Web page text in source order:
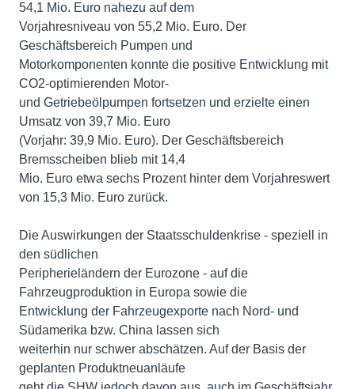
54,1 Mio. Euro nahezu auf dem
Vorjahresniveau von 55,2 Mio. Euro. Der
Geschäftsbereich Pumpen und
Motorkomponenten konnte die positive Entwicklung mit
CO2-optimierenden Motor-
und Getriebeölpumpen fortsetzen und erzielte einen
Umsatz von 39,7 Mio. Euro
(Vorjahr: 39,9 Mio. Euro). Der Geschäftsbereich
Bremsscheiben blieb mit 14,4
Mio. Euro etwa sechs Prozent hinter dem Vorjahreswert
von 15,3 Mio. Euro zurück.
Die Auswirkungen der Staatsschuldenkrise - speziell in
den südlichen
Peripherieländern der Eurozone - auf die
Fahrzeugproduktion in Europa sowie die
Entwicklung der Fahrzeugexporte nach Nord- und
Südamerika bzw. China lassen sich
weiterhin nur schwer abschätzen. Auf der Basis der
geplanten Produktneuanläufe